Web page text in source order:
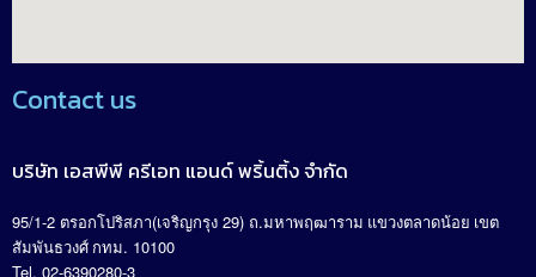
Contact us
บริษัท เอสพีพี ครีเอท แอนด์ พริ้นติ้ง จำกัด
95/1-2 ตรอกโปริสภา(เจริญกรุง 29) ถ.มหาพฤฒาราม แขวงตลาดน้อย เขต
สัมพันธวงศ์ กทม. 10100
Tel. 02-6390280-3